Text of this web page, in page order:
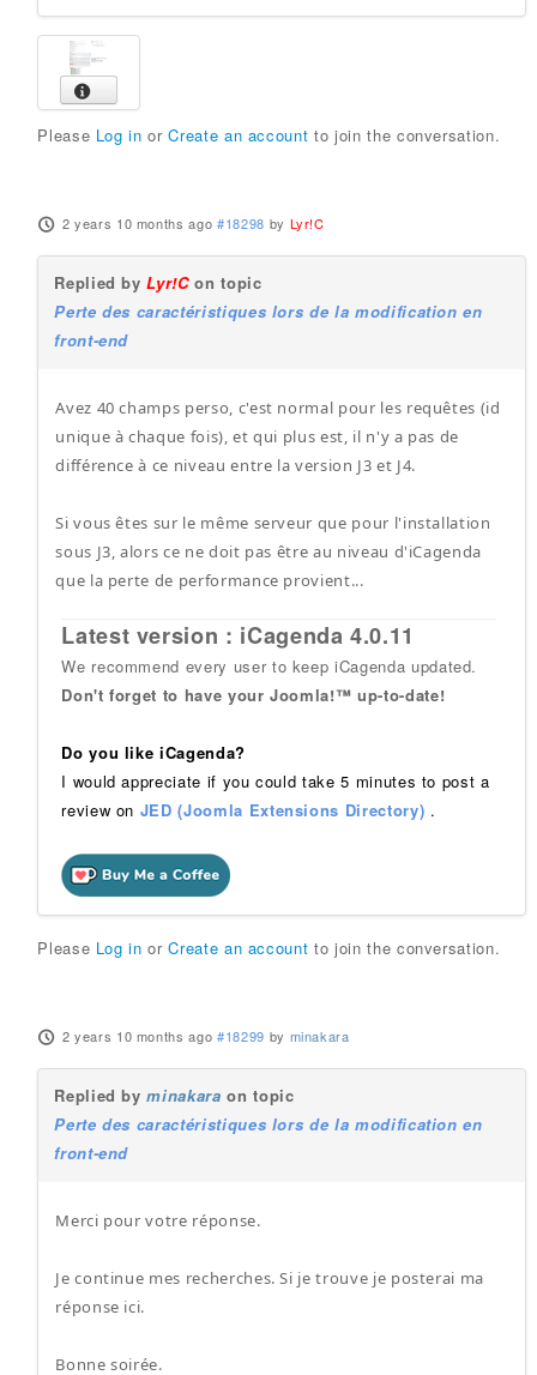
Please Log in orCreate an account to join the conversation.
2 years 10 months ago #18298 by Lyr!C
Replied byLyr!Con topic
Perte des caractéristiques lors de la modification en
front-end
Avez 40 champs perso, c'est normal pour les requêtes (id
unique à chaque fois), et qui plus est, il n'y a pas de
différence à ce niveau entre la version J3 et J4.
Si vous êtes sur le même serveur que pour l'installation
sous J3, alors ce ne doit pas être au niveau d'iCagenda
que la perte de performance provient...
Latest version : iCagenda 4.0.11
We recommend every user to keep iCagenda updated.
Don't forget to have your Joomla!™ up-to-date!
Do you like iCagenda?
I would appreciate if you could take 5 minutes to post a
review on JED (Joomla Extensions Directory) .
Please Log in orCreate an account to join the conversation.
2 years 10 months ago #18299 by minakara
Replied byminakara on topic
Perte des caractéristiques lors de la modification en
front-end
Merci pour votre réponse.
Je continue mes recherches. Si je trouve je posterai ma
réponse ici.
Bonne soirée.